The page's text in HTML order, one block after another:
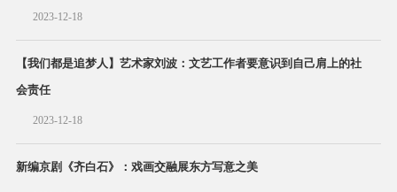
2023-12-18
【我们都是追梦人】艺术家刘波：文艺工作者要意识到自己肩上的社
会责任
2023-12-18
新编京剧《齐白石》：戏画交融展东方写意之美